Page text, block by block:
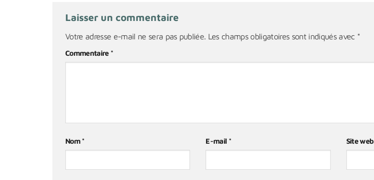
Laisser un commentaire
Votre adresse e-mail ne sera pas publiée. Les champs obligatoires sont indiqués avec *
Commentaire *
Nom* E-mail * Site web